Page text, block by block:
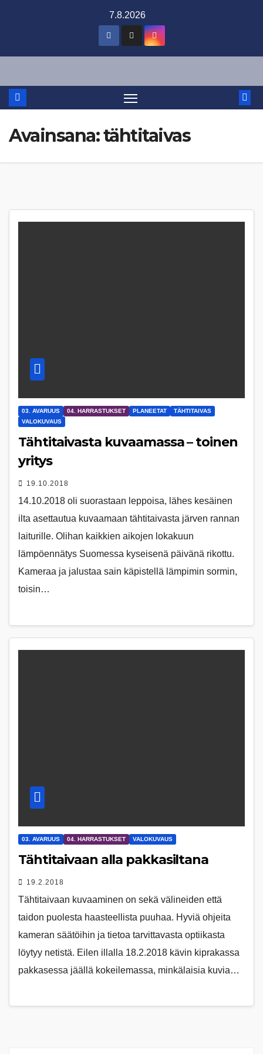
7.8.2026
Avainsana:tähtitaivas
03. AVARUUS 04. HARRASTUKSET PLANEETAT
TÄHTITAIVAS
VALOKUVAUS
Tähtitaivasta kuvaamassa – toinen
yritys
19.10.2018
14.10.2018 oli suorastaan leppoisa, lähes kesäinen
ilta asettautua kuvaamaan tähtitaivasta järven rannan
laiturille. Olihan kaikkien aikojen lokakuun
lämpöennätys Suomessa kyseisenä päivänä rikottu.
Kameraa ja jalustaa sain käpistellä lämpimin sormin,
toisin…
03. AVARUUS 04. HARRASTUKSET VALOKUVAUS
Tähtitaivaan alla pakkasiltana
19.2.2018
Tähtitaivaan kuvaaminen on sekä välineiden että
taidon puolesta haasteellista puuhaa. Hyviä ohjeita
kameran säätöihin ja tietoa tarvittavasta optiikasta
löytyy netistä. Eilen illalla 18.2.2018 kävin kiprakassa
pakkasessa jäällä kokeilemassa, minkälaisia kuvia…